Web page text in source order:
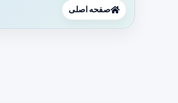
صفحه اصلی